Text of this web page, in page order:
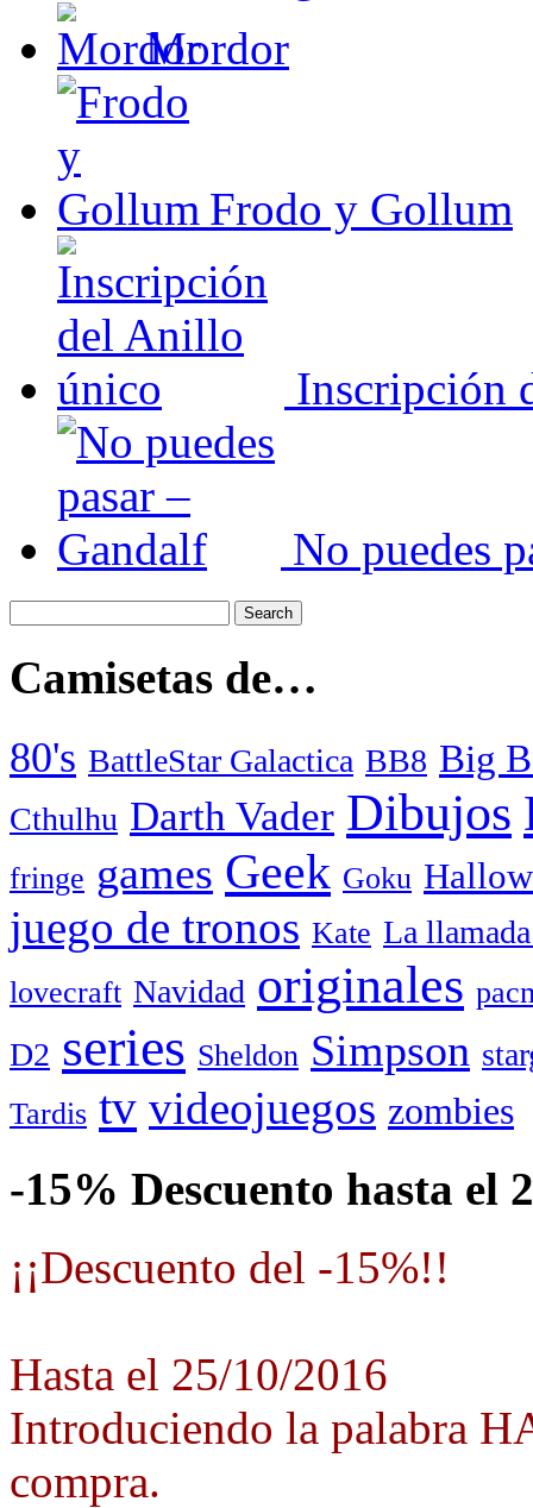
Mordor
Frodo y Gollum
Inscripción
No puedes
Camisetas de…
80's BattleStar Galactica BB8 Big
Cthulhu Darth Vader Dibujos
fringe games Geek Goku
juego de tronos Kate La
lovecraft Navidad originales
D2 series Sheldon Simpson
Tardis tv videojuegos zombies
-15% Descuento hasta el
¡¡Descuento del -15%!!
Hasta el 25/10/2016
Introduciendo la palabra
compra.